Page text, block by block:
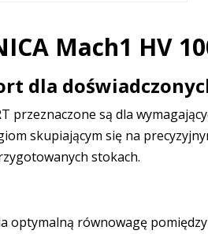
Mach1 HV
dla
przeznaczone są dla
skupiającym się na
stokach.
optymalną równowagę